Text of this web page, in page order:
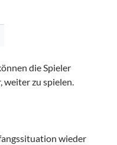
die Spieler
weiter zu spielen.
wieder